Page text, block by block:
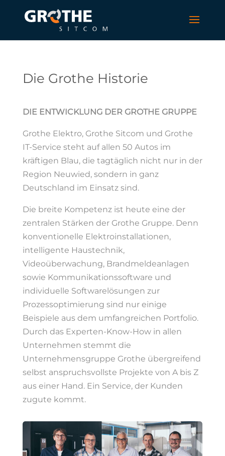
Die Grothe Historie
DIE ENTWICKLUNG DER GROTHE GRUPPE
Grothe Elektro, Grothe Sitcom und Grothe
IT-Service steht auf allen 50 Autos im
kräftigen Blau, die tagtäglich nicht nur in der
Region Neuwied, sondern in ganz
Deutschland im Einsatz sind.
Die breite Kompetenz ist heute eine der
zentralen Stärken der Grothe Gruppe. Denn
konventionelle Elektroinstallationen,
intelligente Haustechnik,
Videoüberwachung, Brandmeldeanlagen
sowie Kommunikationssoftware und
individuelle Softwarelösungen zur
Prozessoptimierung sind nur einige
Beispiele aus dem umfangreichen Portfolio.
Durch das Experten-Know-How in allen
Unternehmen stemmt die
Unternehmensgruppe Grothe übergreifend
selbst anspruchsvollste Projekte von A bis Z
aus einer Hand. Ein Service, der Kunden
zugute kommt.